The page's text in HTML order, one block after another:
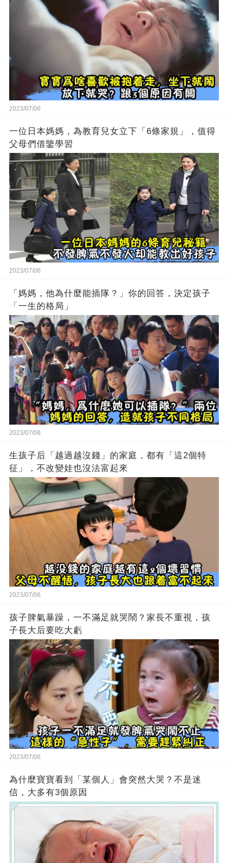
2023/07/06
一位日本媽媽，為教育兒女立下「6條家規」，值得
父母們借鑒學習
2023/07/06
「媽媽，他為什麼能插隊？」你的回答，決定孩子
「一生的格局」
2023/07/06
生孩子后「越過越沒錢」的家庭，都有「這2個特
征」，不改變娃也沒法富起來
2023/07/06
孩子脾氣暴躁，一不滿足就哭鬧？家長不重視，孩
子長大后要吃大虧
2023/07/06
為什麼寶寶看到「某個人」會突然大哭？不是迷
信，大多有3個原因